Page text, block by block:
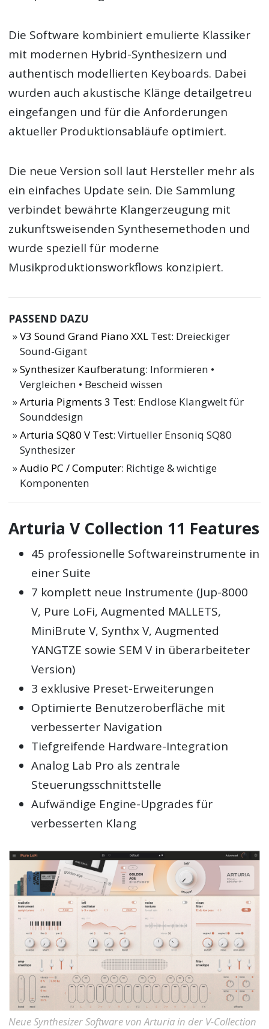
Die Software kombiniert emulierte Klassiker
mit modernen Hybrid-Synthesizern und
authentisch modellierten Keyboards. Dabei
wurden auch akustische Klänge detailgetreu
eingefangen und für die Anforderungen
aktueller Produktionsabläufe optimiert.
Die neue Version soll laut Hersteller mehr als
ein einfaches Update sein. Die Sammlung
verbindet bewährte Klangerzeugung mit
zukunftsweisenden Synthesemethoden und
wurde speziell für moderne
Musikproduktionsworkflows konzipiert.
PASSEND DAZU
V3 Sound Grand Piano XXL Test: Dreieckiger
Sound-Gigant
Synthesizer Kaufberatung: Informieren •
Vergleichen • Bescheid wissen
Arturia Pigments 3 Test: Endlose Klangwelt für
Sounddesign
Arturia SQ80 V Test: Virtueller Ensoniq SQ80
Synthesizer
Audio PC / Computer: Richtige & wichtige
Komponenten
Arturia V Collection 11 Features
45 professionelle Softwareinstrumente in
einer Suite
7 komplett neue Instrumente (Jup-8000
V, Pure LoFi, Augmented MALLETS,
MiniBrute V, Synthx V, Augmented
YANGTZE sowie SEM V in überarbeiteter
Version)
3 exklusive Preset-Erweiterungen
Optimierte Benutzeroberfläche mit
verbesserter Navigation
Tiefgreifende Hardware-Integration
Analog Lab Pro als zentrale
Steuerungsschnittstelle
Aufwändige Engine-Upgrades für
verbesserten Klang
Neue Synthesizer Software von Arturia in der V-Collection